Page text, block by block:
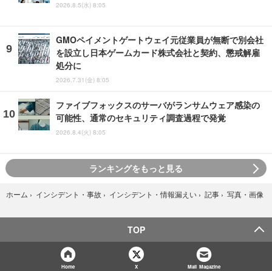
2026.8.5(水) 8:05
GMOペイメントゲートウェイ元従業員が無断で別会社
を設立し日本ゲームカード株式会社と契約、懲戒解雇
処分に
2026.7.31(金) 8:05
ファイブフォックスのサーバがランサムウェア感染の
可能性、通常のセキュリティ調査過程で発覚
2026.8.4(火) 8:05
ランキングをもっと見る
ホーム › インシデント・事故 › インシデント・情報漏えい › 記事 › 写真・画像
TOP
Home X Mail Magazine